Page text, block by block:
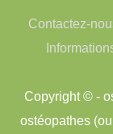
Contactez-
Copyright © -
ostéopathes